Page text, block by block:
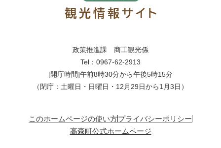
政策推進課 商工観光係
Tel：0967-62-2913
[開庁時間]午前8時30分から午後5時15分
（閉庁：土曜日・日曜日・12月29日から1月3日）
このホームページの使い方プライバシーポリシー
高森町公式ホームページ